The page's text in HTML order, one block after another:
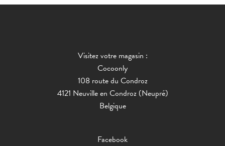
Visitez votre magasin :
Cocoonly
108 route du Condroz
4121 Neuville en Condroz (Neupré)
Belgique
Facebook